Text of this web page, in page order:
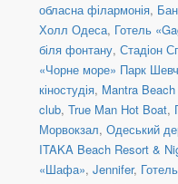
обласна філармонія,
Холл Одеса, Готель
біля фонтану, Стадіон
«Чорне море» Парк
кіностудія, Mantra
club, True Man Hot Boat,
Морвокзал, Одеський
ITAKA Beach Resort &
«Шафа», Jennifer,